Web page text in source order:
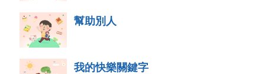
幫助別人
我的快樂關鍵字